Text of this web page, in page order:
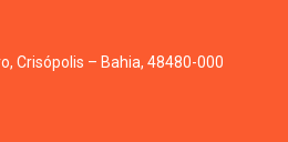
Crisópolis – Bahia, 48480-000